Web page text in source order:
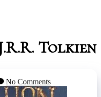
Tolkien
No Comments